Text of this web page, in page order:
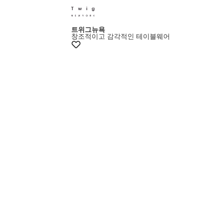
멤버스20%쿠폰
트위그뉴욕
창조적이고 감각적인 테이블웨어